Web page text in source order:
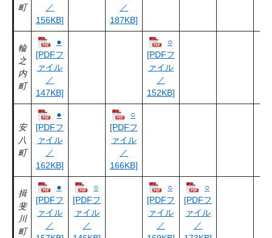
町
／
156KB]
／
187KB]
輪
之
内
町
●
[PDFフ
ァイル
／
147KB]
○
[PDFフ
ァイル
／
152KB]
安
八
町
●
[PDFフ
ァイル
／
162KB]
○
[PDFフ
ァイル
／
166KB]
揖
斐
川
町
●
[PDFフ
ァイル
／
○
[PDFフ
ァイル
／
○
[PDFフ
ァイル
／
○
[PDFフ
ァイル
／